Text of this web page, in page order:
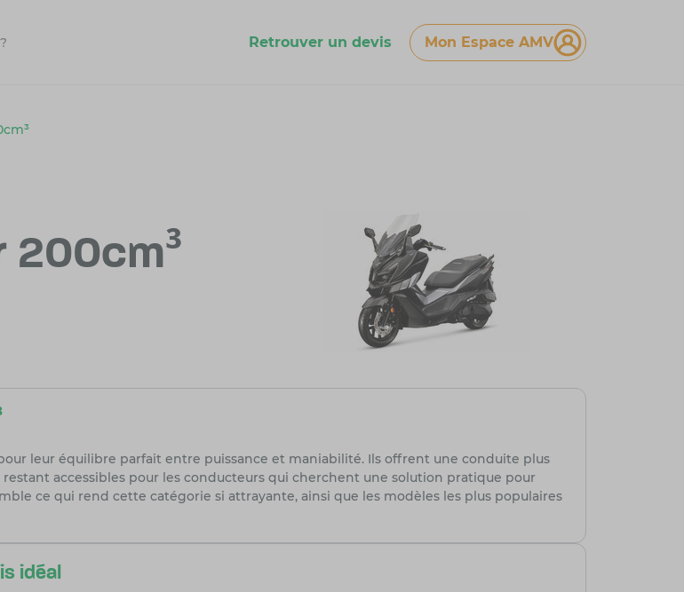
Retrouver un devis Mon Espace AMV
200cm³
leur équilibre parfait entre puissance et maniabilité. Ils offrent une conduite plus
accessibles pour les conducteurs qui cherchent une solution pratique pour
ce qui rend cette catégorie si attrayante, ainsi que les modèles les plus populaires
idéal